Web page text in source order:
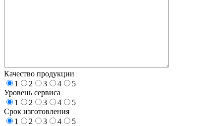
Качество продукции
1
2 3 4
5
Уровень сервиса
1
2 3 4
5
Срок изготовления
1
2 3 4
5